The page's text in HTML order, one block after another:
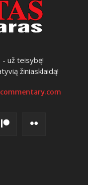
- už teisybę!
žiniasklaidą!